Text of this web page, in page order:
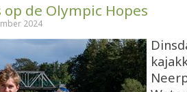
op de Olympic Hopes
2024